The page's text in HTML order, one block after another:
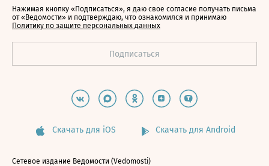
Нажимая кнопку «Подписаться», я даю свое согласие получать письма
от «Ведомости» и подтверждаю, что ознакомился и принимаю
Политику по защите персональных данных
Скачать для iOS Скачать для Android
Сетевое издание Ведомости (Vedomosti)